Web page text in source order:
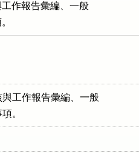
作報告彙編、一般
工作報告彙編、一般
。